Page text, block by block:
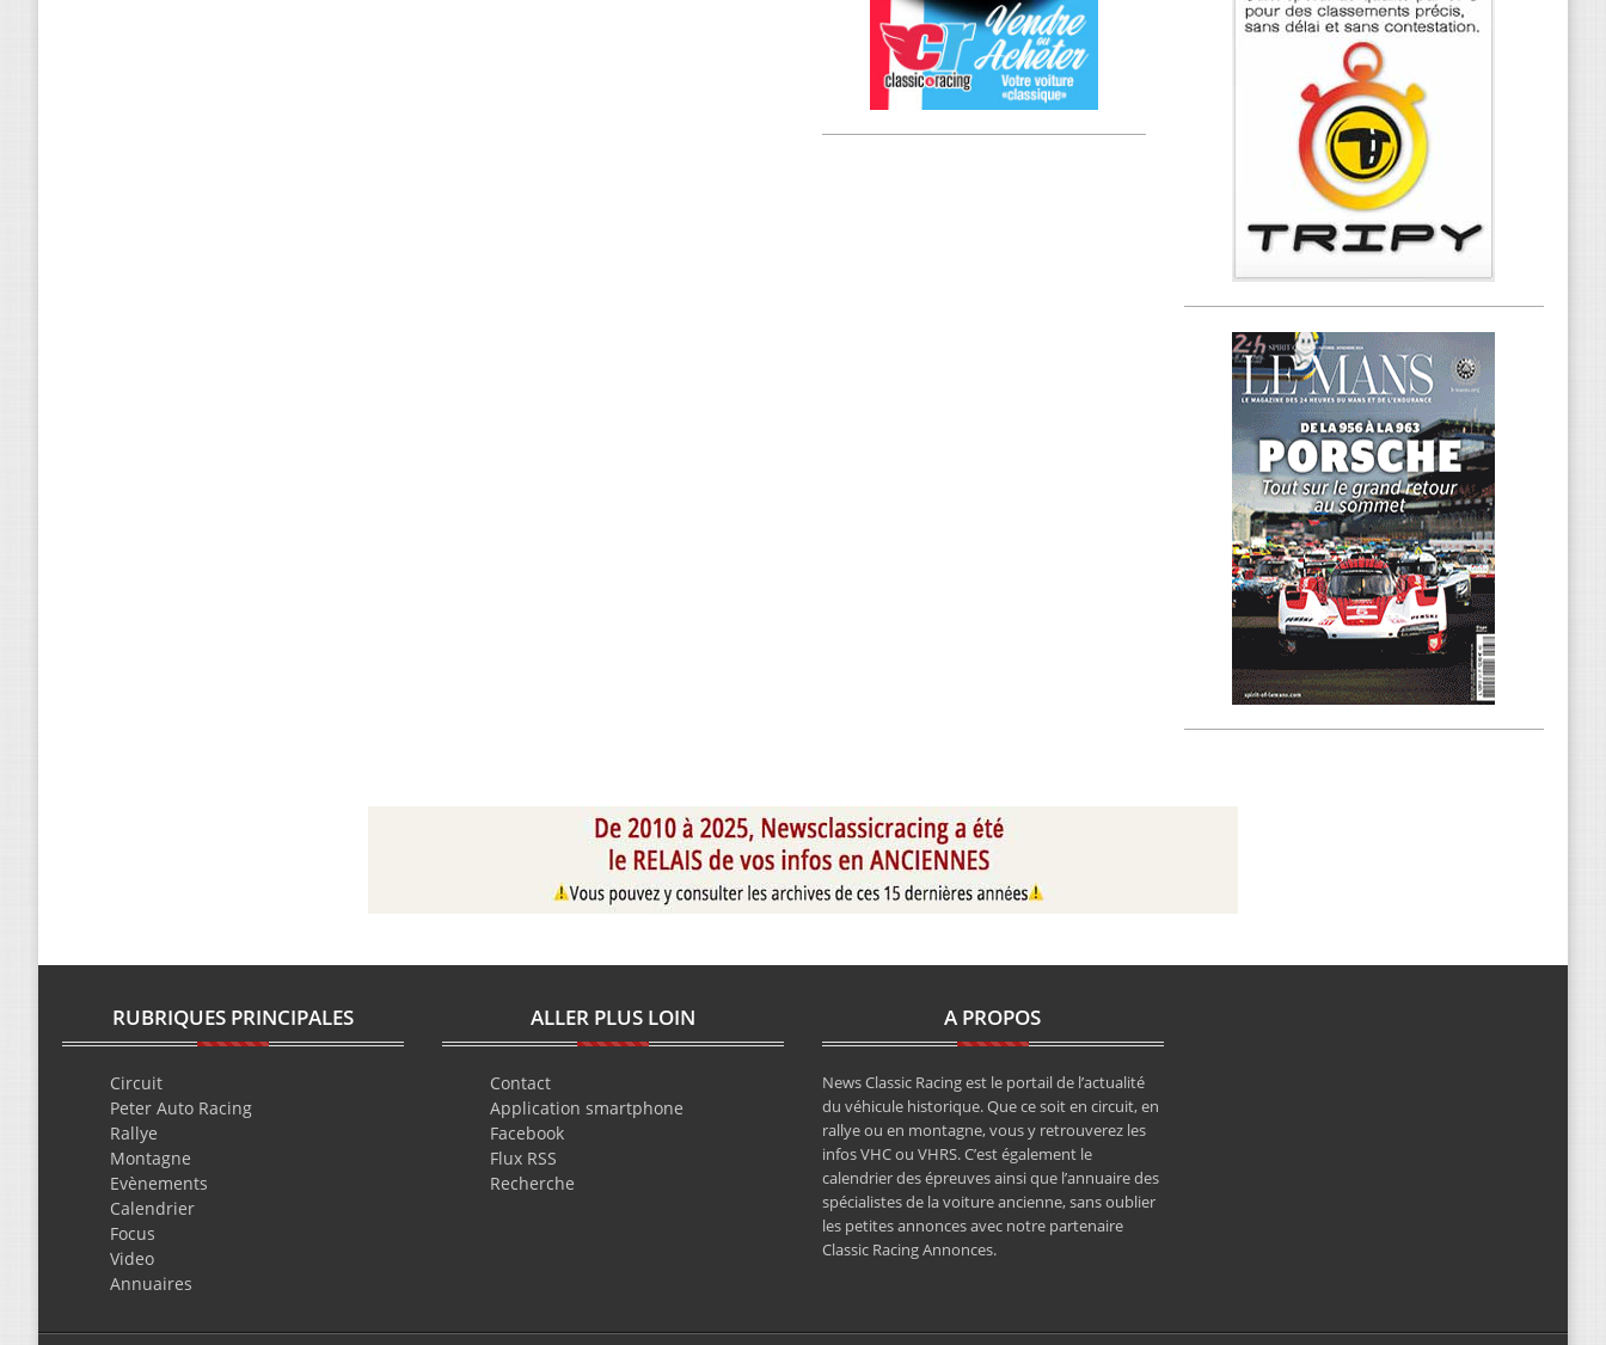
RUBRIQUES PRINCIPALES
Circuit
Peter Auto Racing
Rallye
Montagne
Evènements
Calendrier
Focus
Video
Annuaires
ALLER PLUS LOIN
Contact
Application smartphone
Facebook
Flux RSS
Recherche
A PROPOS
News Classic Racing est le portail de l’actualité
du véhicule historique. Que ce soit en circuit, en
rallye ou en montagne, vous y retrouverez les
infos VHC ou VHRS. C’est également le
calendrier des épreuves ainsi que l’annuaire des
spécialistes de la voiture ancienne, sans oublier
les petites annonces avec notre partenaire
Classic Racing Annonces.